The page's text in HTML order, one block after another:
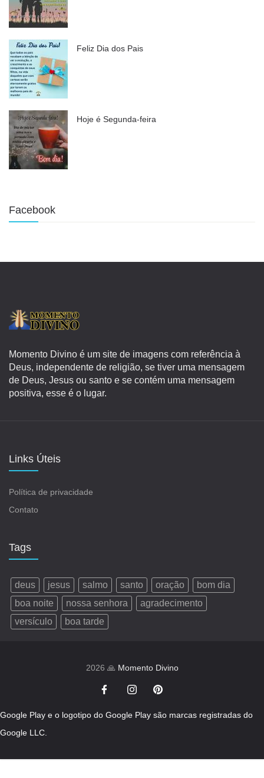
Feliz Dia dos Pais
Hoje é Segunda-feira
Facebook
Momento Divino é um site de imagens com referência à
Deus, independente de religião, se tiver uma mensagem
de Deus, Jesus ou santo e se contém uma mensagem
positiva, esse é o lugar.
Links Úteis
Política de privacidade
Contato
Tags
deus jesus salmo santo oração
bom dia
boa noite
nossa senhora
agradecimento
versículo
boa tarde
2026 🙏 Momento Divino
Google Play e o logotipo do Google Play são marcas registradas do
Google LLC.